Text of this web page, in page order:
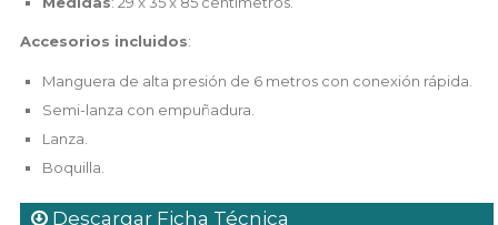
Accesorios incluidos:
Manguera de alta presión de 6 metros con conexión rápida.
Semi-lanza con empuñadura.
Lanza.
Boquilla.
Descargar Ficha Técnica